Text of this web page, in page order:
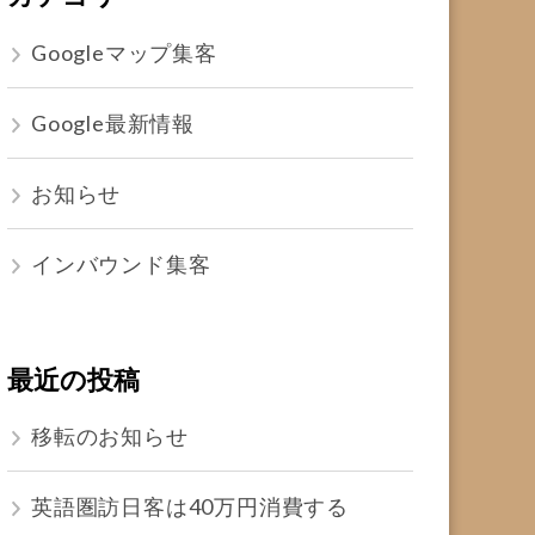
Googleマップ集客
Google最新情報
お知らせ
インバウンド集客
最近の投稿
移転のお知らせ
英語圏訪日客は40万円消費する